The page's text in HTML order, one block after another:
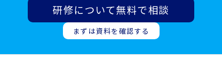
研修について無料で相談
まずは資料を確認する